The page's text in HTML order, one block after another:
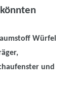
Würfel
und